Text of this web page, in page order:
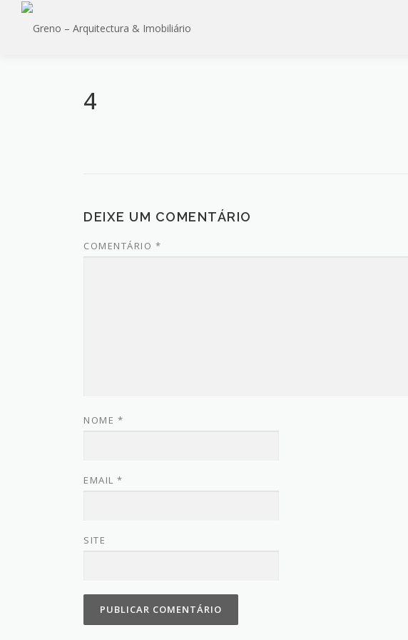
Saltar
4
DEIXE UM COMENTÁRIO
COMENTÁRIO *
NOME *
EMAIL *
SITE